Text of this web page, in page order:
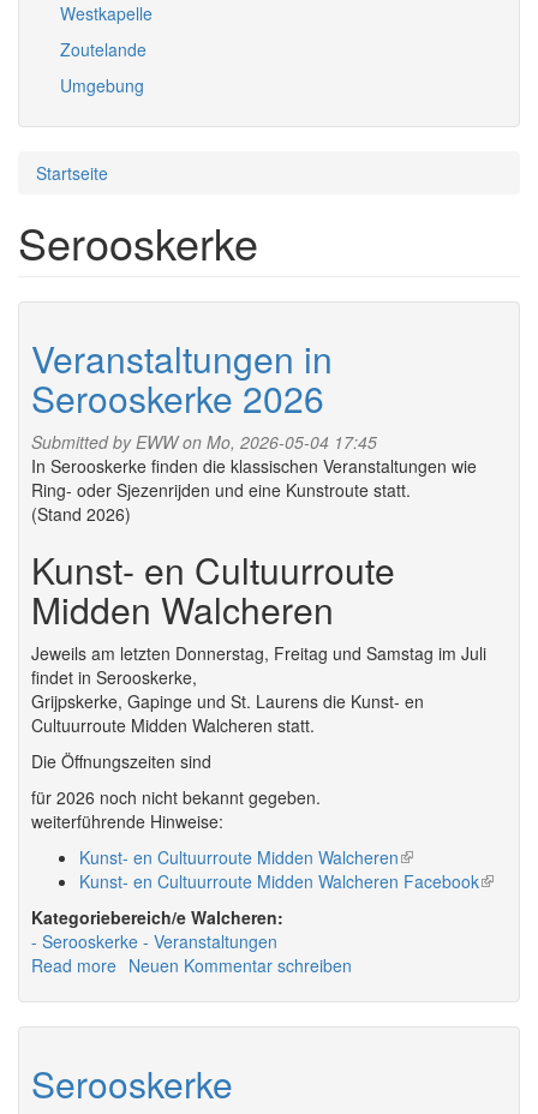
Westkapelle
Zoutelande
Umgebung
Startseite
Serooskerke
Veranstaltungen in
Serooskerke 2026
Submitted byEWWon Mo, 2026-05-04 17:45
In Serooskerke finden die klassischen Veranstaltungen wie
Ring- oder Sjezenrijden und eine Kunstroute statt.
(Stand 2026)
Kunst- en Cultuurroute
Midden Walcheren
Jeweils am letzten Donnerstag, Freitag und Samstag im Juli
findet in Serooskerke,
Grijpskerke, Gapinge und St. Laurens die Kunst- en
Cultuurroute Midden Walcheren statt.
Die Öffnungszeiten sind
für 2026 noch nicht bekannt gegeben.
weiterführende Hinweise:
Kunst- en Cultuurroute Midden Walcheren(link
is
Kunst- en Cultuurroute Midden Walcheren Facebook(link
Walcheren:
Serooskerke
Veranstaltungen
Read more about
Neuen Kommentar schreiben
Serooskerke